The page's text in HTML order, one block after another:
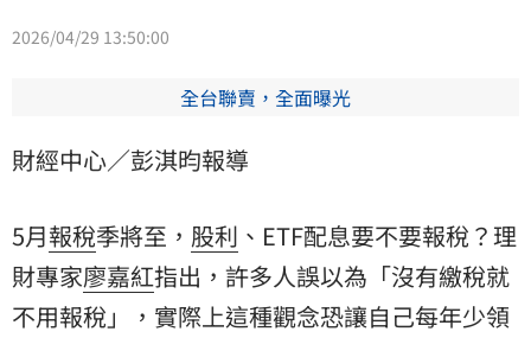
2026/04/29 13:50:00
全台聯賣，全面曝光
財經中心／彭淇昀報導
5月報稅季將至， 股利 、ETF配息要不要報稅？理
財專家廖嘉紅指出，許多人誤以為「沒有繳稅就
不用報稅」，實際上這種觀念恐讓自己每年少領